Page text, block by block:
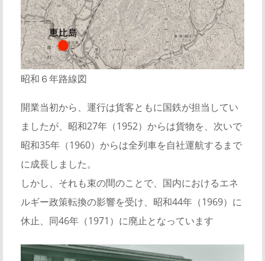
昭和６年路線図
開業当初から、運行は貨客ともに国鉄が担当してい
ましたが、昭和27年（1952）からは貨物を、次いで
昭和35年（1960）からは全列車を自社運航するまで
に成長しました。
しかし、それも束の間のことで、国内におけるエネ
ルギー政策転換の影響を受け、昭和44年（1969）に
休止、同46年（1971）に廃止となっています